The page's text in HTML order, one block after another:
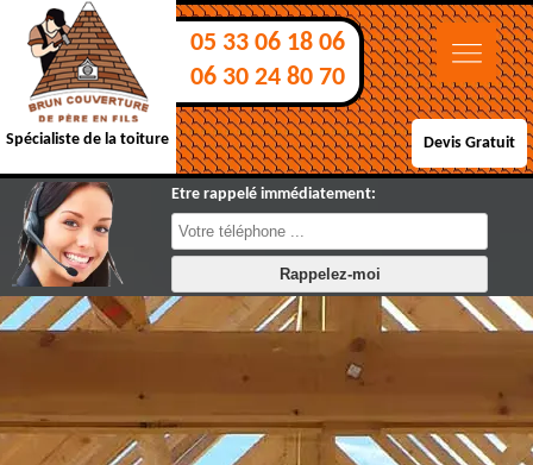
Spécialiste de la toiture
05 33 06 18 06
06 30 24 80 70
Devis Gratuit
Etre rappelé immédiatement: